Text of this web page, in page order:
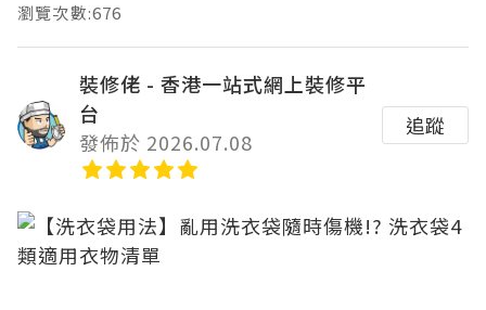
瀏覽次數:676
裝修佬 - 香港一站式網上裝修平
台
發佈於 2026.07.08
追蹤